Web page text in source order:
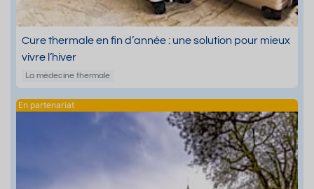
Cure thermale en fin d’année : une solution pour mieux
vivre l’hiver
La médecine thermale